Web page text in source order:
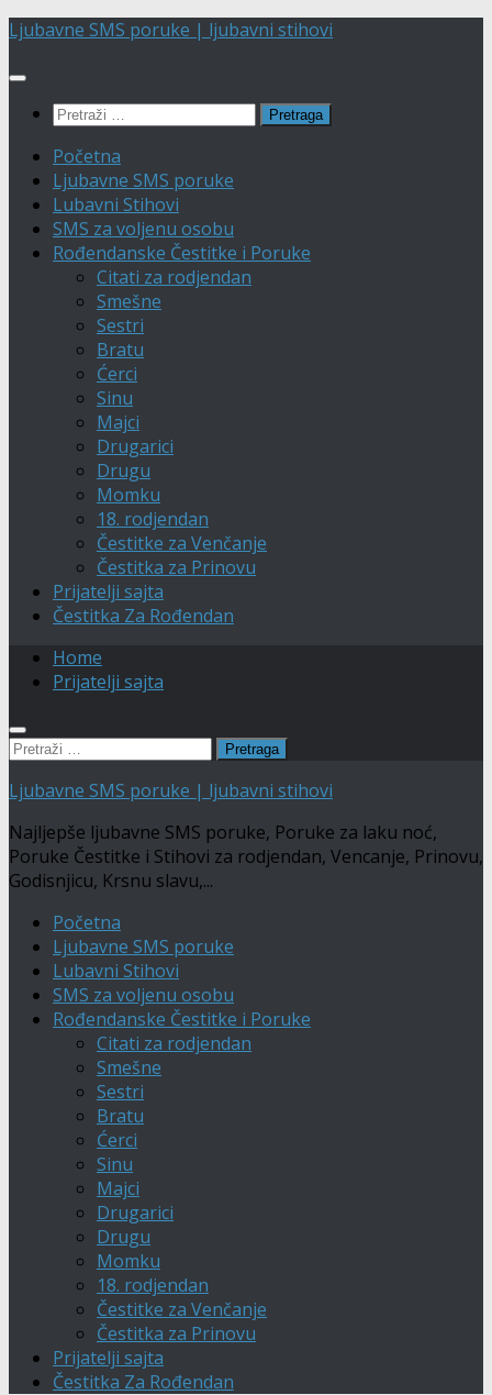
Skip
content
Ljubavne SMS poruke | ljubavni stihovi
Pretraga:
Početna
Ljubavne SMS poruke
Lubavni Stihovi
SMS za voljenu osobu
Rođendanske Čestitke i Poruke
Citati za rodjendan
Smešne
Sestri
Bratu
Ćerci
Sinu
Majci
Drugarici
Drugu
Momku
18. rodjendan
Čestitke za Venčanje
Čestitka za Prinovu
Prijatelji sajta
Čestitka Za Rođendan
Home
Prijatelji sajta
Pretraga:
Ljubavne SMS poruke | ljubavni stihovi
Najljepše ljubavne SMS poruke, Poruke za laku noć,
Poruke Čestitke i Stihovi za rodjendan, Vencanje, Prinovu,
Godisnjicu, Krsnu slavu,...
Početna
Ljubavne SMS poruke
Lubavni Stihovi
SMS za voljenu osobu
Rođendanske Čestitke i Poruke
Citati za rodjendan
Smešne
Sestri
Bratu
Ćerci
Sinu
Majci
Drugarici
Drugu
Momku
18. rodjendan
Čestitke za Venčanje
Čestitka za Prinovu
Prijatelji sajta
Čestitka Za Rođendan